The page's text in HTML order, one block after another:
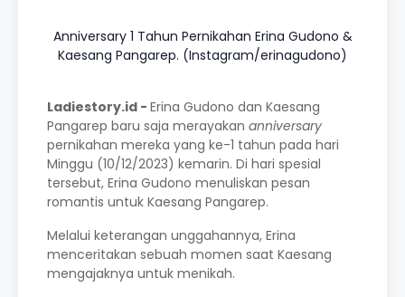
Anniversary 1 Tahun Pernikahan Erina Gudono &
Kaesang Pangarep. (Instagram/erinagudono)
Ladiestory.id - Erina Gudono dan Kaesang
Pangarep baru saja merayakan anniversary
pernikahan mereka yang ke-1 tahun pada hari
Minggu (10/12/2023) kemarin. Di hari spesial
tersebut, Erina Gudono menuliskan pesan
romantis untuk Kaesang Pangarep.
Melalui keterangan unggahannya, Erina
menceritakan sebuah momen saat Kaesang
mengajaknya untuk menikah.